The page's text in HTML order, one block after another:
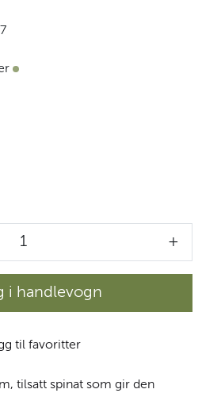
På lager
+
i handlevogn
til favoritter
tilsatt spinat som gir den